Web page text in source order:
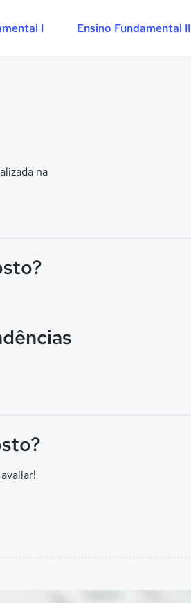
I Ensino Fundamental II
na